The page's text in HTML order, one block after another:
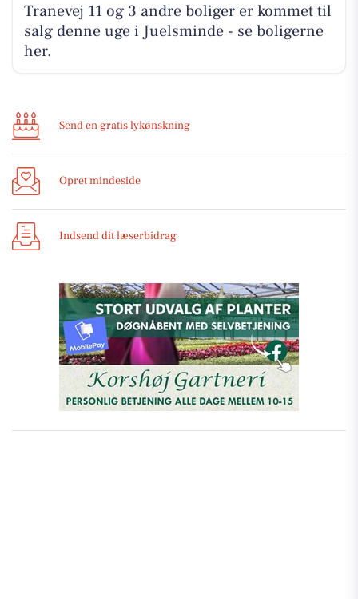
Tranevej 11 og 3 andre boliger er kommet til
salg denne uge i Juelsminde - se boligerne
her.
Send en gratis lykønskning
Opret mindeside
Indsend dit læserbidrag